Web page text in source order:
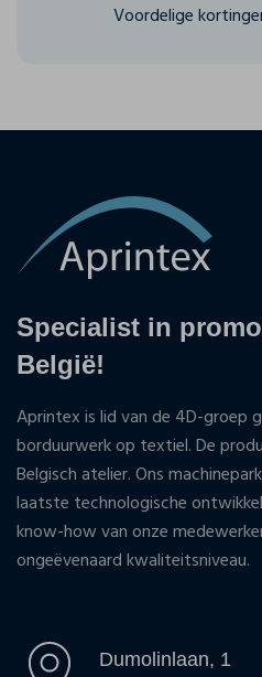
Voordelige
Specialist in
België!
Aprintex is lid van de 4D-groep
borduurwerk op textiel. De
Belgisch atelier. Ons
laatste technologische
know-how van onze
ongeëvenaard kwaliteitsniveau.
Dumolinlaan, 1